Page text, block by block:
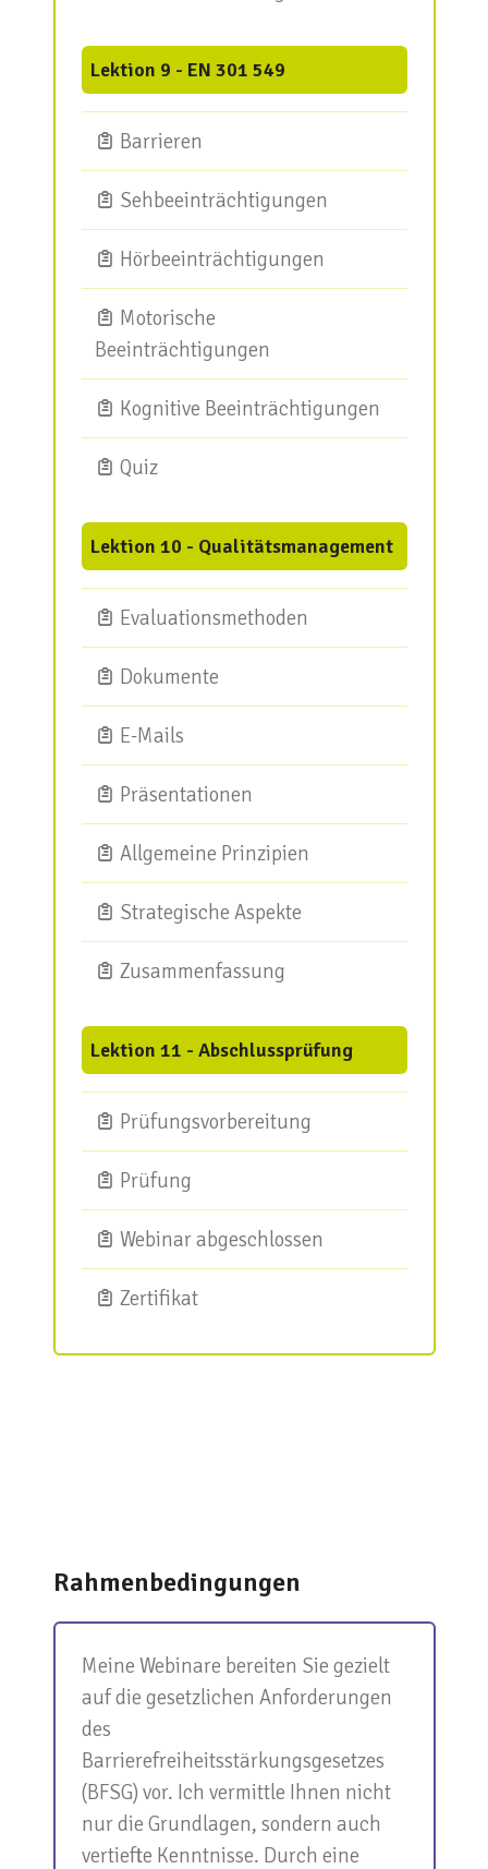
Lektion 9 - EN 301 549
Barrieren
Sehbeeinträchtigungen
Hörbeeinträchtigungen
Motorische
Beeinträchtigungen
Kognitive Beeinträchtigungen
Quiz
Lektion 10 - Qualitätsmanagement
Evaluationsmethoden
Dokumente
E-Mails
Präsentationen
Allgemeine Prinzipien
Strategische Aspekte
Zusammenfassung
Lektion 11 - Abschlussprüfung
Prüfungsvorbereitung
Prüfung
Webinar abgeschlossen
Zertifikat
Rahmenbedingungen
Meine Webinare bereiten Sie gezielt
auf die gesetzlichen Anforderungen
des
Barrierefreiheitsstärkungsgesetzes
(BFSG) vor. Ich vermittle Ihnen nicht
nur die Grundlagen, sondern auch
vertiefte Kenntnisse. Durch eine